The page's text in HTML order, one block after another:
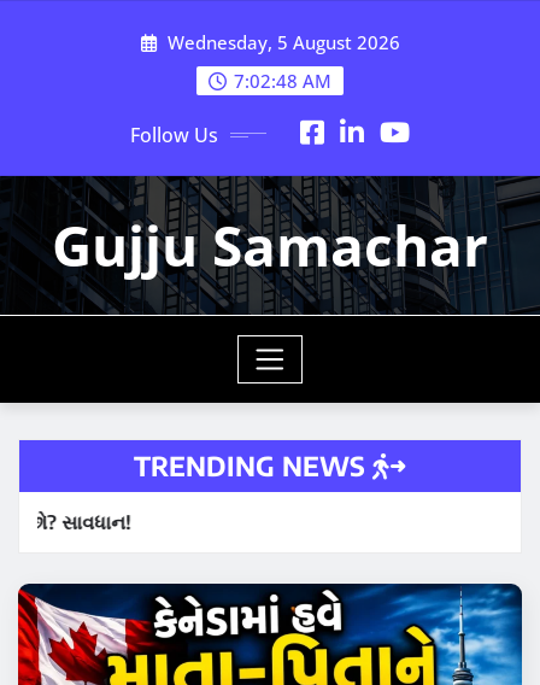
Wednesday, 5 August 2026
7:02:49 AM
Follow Us
Gujju Samachar
TRENDING NEWS